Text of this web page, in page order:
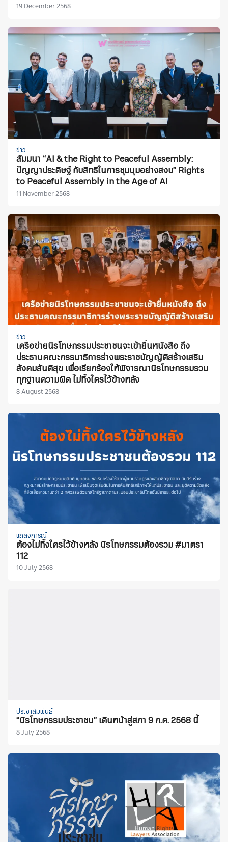
19 December 2568
ข่าว
สัมมนา “AI & the Right to Peaceful Assembly:
ปัญญาประดิษฐ์ กับสิทธิในการชุมนุมอย่างสงบ” Rights
to Peaceful Assembly in the Age of AI
11 November 2568
ข่าว
เครือข่ายนิรโทษกรรมประชาชนจะเข้ายื่นหนังสือ ถึง
ประธานคณะกรรมาธิการร่างพระราชบัญญัติสร้างเสริม
สังคมสันติสุข เพื่อเรียกร้องให้พิจารณานิรโทษกรรมรวม
ทุกฐานความผิด ไม่ทิ้งใครไว้ข้างหลัง
8 August 2568
แถลงการณ์
ต้องไม่ทิ้งใครไว้ข้างหลัง นิรโทษกรรมต้องรวม #มาตรา
112
10 July 2568
ประชาสัมพันธ์
“นิรโทษกรรมประชาชน” เดินหน้าสู่สภา 9 ก.ค. 2568 นี้
8 July 2568